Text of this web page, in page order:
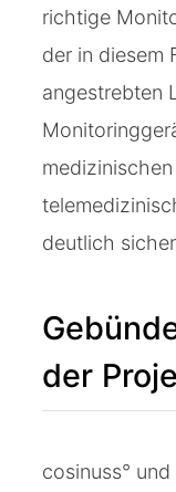
richtige
der in diesem
angestrebten
deutlich
der
cosinuss°